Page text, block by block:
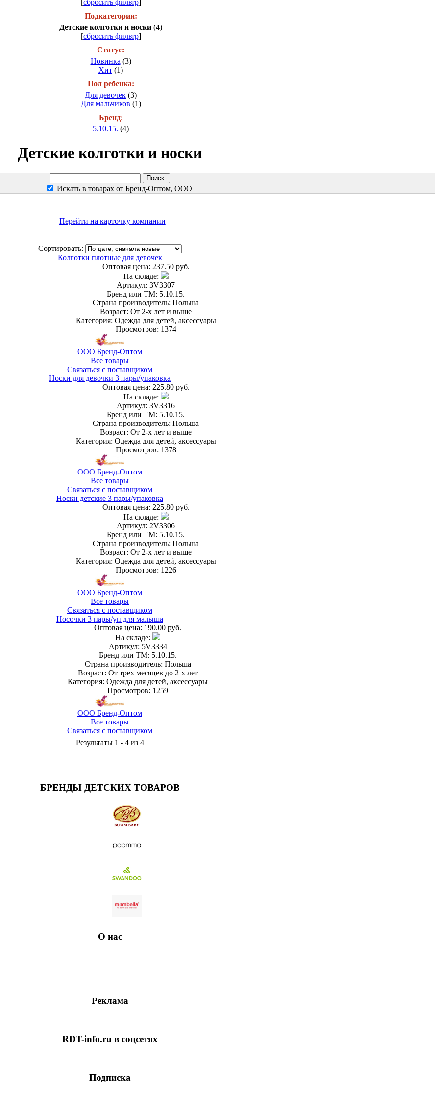
сбросить фильтр]
Подкатегории:
Детские колготки и носки (4)
[сбросить фильтр]
Статус:
Новинка (3)
Хит (1)
Пол ребенка:
Для девочек (3)
Для мальчиков (1)
Бренд:
5.10.15. (4)
Детские колготки и носки
Искать в товарах от Бренд-Оптом, ООО
Перейти на карточку компании
Сортировать:
Колготки плотные для девочек
Оптовая цена: 237.50 руб.
На складе:
Артикул: 3V3307
Бренд или ТМ: 5.10.15.
Страна производитель: Польша
Возраст: От 2-х лет и выше
Категория: Одежда для детей, аксессуары
Просмотров: 1374
ООО Бренд-Оптом
Все товары
Связаться с поставщиком
Носки для девочки 3 пары/упаковка
Оптовая цена: 225.80 руб.
На складе:
Артикул: 3V3316
Бренд или ТМ: 5.10.15.
Страна производитель: Польша
Возраст: От 2-х лет и выше
Категория: Одежда для детей, аксессуары
Просмотров: 1378
ООО Бренд-Оптом
Все товары
Связаться с поставщиком
Носки детские 3 пары/упаковка
Оптовая цена: 225.80 руб.
На складе:
Артикул: 2V3306
Бренд или ТМ: 5.10.15.
Страна производитель: Польша
Возраст: От 2-х лет и выше
Категория: Одежда для детей, аксессуары
Просмотров: 1226
ООО Бренд-Оптом
Все товары
Связаться с поставщиком
Носочки 3 пары/уп для малыша
Оптовая цена: 190.00 руб.
На складе:
Артикул: 5V3334
Бренд или ТМ: 5.10.15.
Страна производитель: Польша
Возраст: От трех месяцев до 2-х лет
Категория: Одежда для детей, аксессуары
Просмотров: 1259
ООО Бренд-Оптом
Все товары
Связаться с поставщиком
Результаты 1 - 4 из 4
БРЕНДЫ ДЕТСКИХ ТОВАРОВ
О нас
Реклама
RDT-info.ru в соцсетях
Подписка